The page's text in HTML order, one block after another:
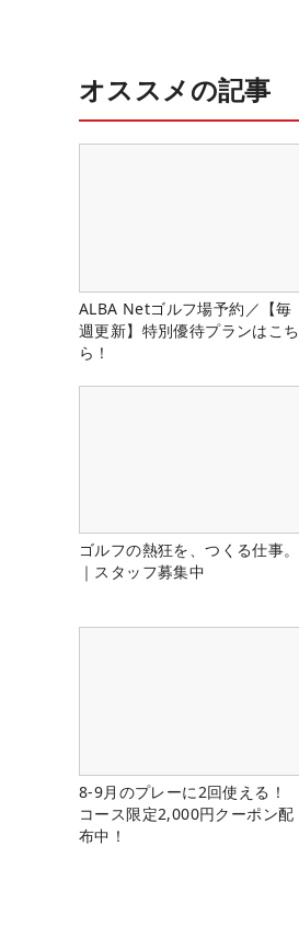
オススメの記事
ALBA Netゴルフ場予約／【毎
週更新】特別優待プランはこち
ら！
ゴルフの熱狂を、つくる仕事。
｜スタッフ募集中
8-9月のプレーに2回使える！
コース限定2,000円クーポン配
布中！